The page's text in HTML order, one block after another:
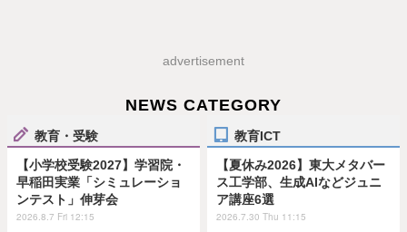
advertisement
NEWS CATEGORY
教育・受験
【小学校受験2027】学習院・
早稲田実業「シミュレーショ
ンテスト」伸芽会
2026.8.7 Fri 12:15
教育ICT
【夏休み2026】東大メタバー
ス工学部、生成AIなどジュニ
ア講座6選
2026.7.30 Thu 11:15